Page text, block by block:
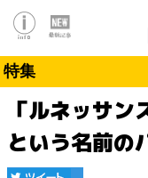
特集
「ルネッサン
という名前の